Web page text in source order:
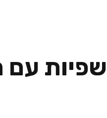
עם